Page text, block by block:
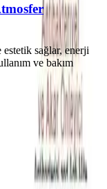
estetik sağlar, enerji
ve bakım